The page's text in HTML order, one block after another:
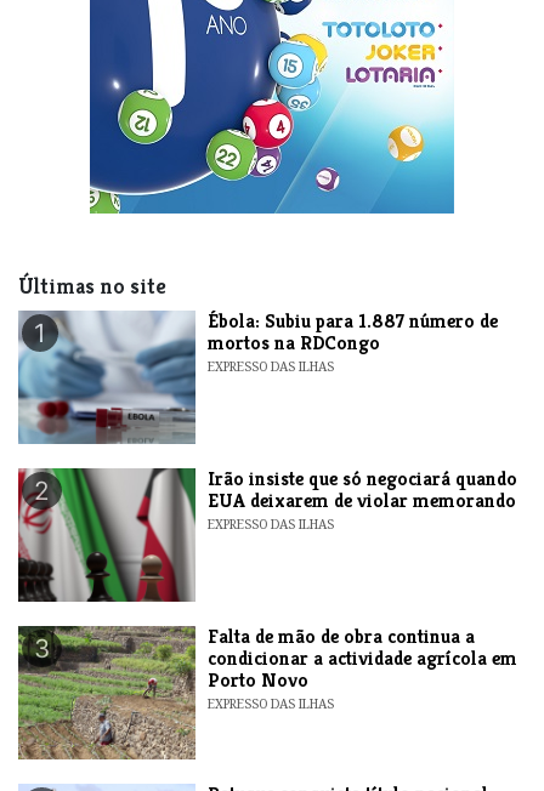
Últimas no site
1
​Ébola: Subiu para 1.887 número de
mortos na RDCongo
EXPRESSO DAS ILHAS
2
​Irão insiste que só negociará quando
EUA deixarem de violar memorando
EXPRESSO DAS ILHAS
3
Falta de mão de obra continua a
condicionar a actividade agrícola em
Porto Novo
EXPRESSO DAS ILHAS